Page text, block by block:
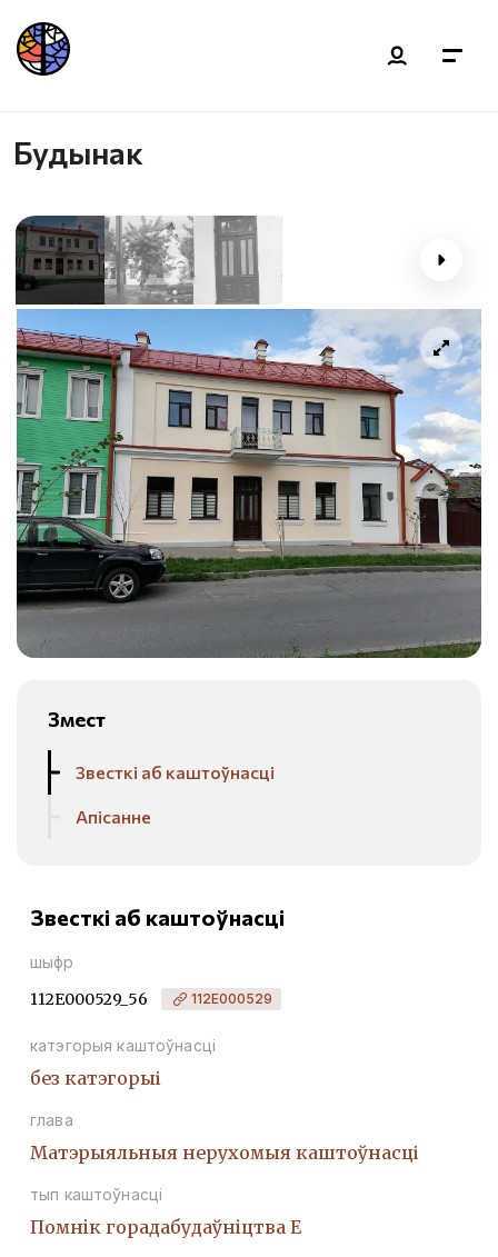
Будынак
Змест
Звесткі аб каштоўнасці
Апісанне
Звесткі аб каштоўнасці
шыфр
112Е000529_56 112Е000529
катэгорыя каштоўнасці
без катэгорыі
глава
Матэрыяльныя нерухомыя каштоўнасці
тып каштоўнасці
Помнiк горадабудаўнiцтва Е